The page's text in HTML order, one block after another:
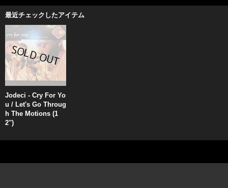
最近チェックしたアイテム
Jodeci - Cry For Yo
u / Let's Go Throug
h The Motions (1
2'')